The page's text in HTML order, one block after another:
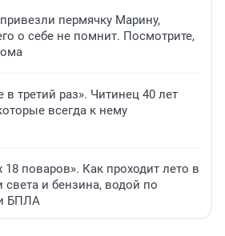
пермячку Марину,
о себе не помнит. Посмотрите,
третий раз». Читинец 40 лет
всегда к нему
поваров». Как проходит лето в
и бензина, водой по
БПЛА